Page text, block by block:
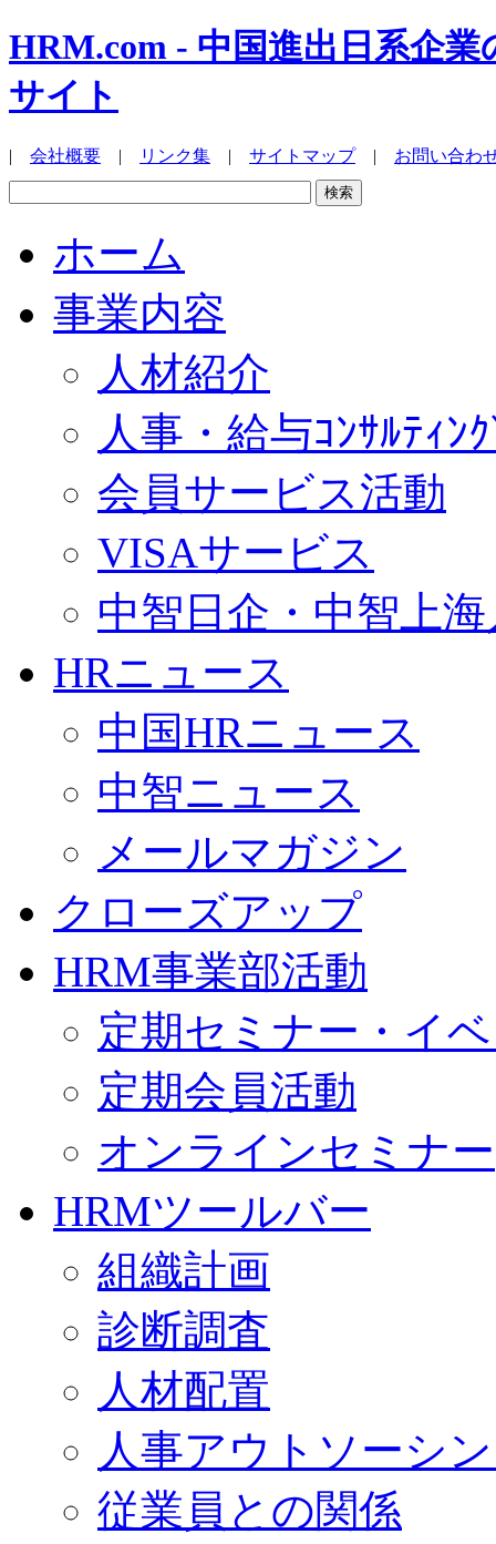
HRM.com - 中国進出日系企
サイト
| 会社概要 | リンク集 | サイトマップ| お問い合わ
ホーム
事業内容
人材紹介
人事・給与ｺﾝｻﾙﾃｨﾝ
会員サービス活動
VISAサービス
中智日企・中智上
HRニュース
中国HRニュース
中智ニュース
メールマガジン
クローズアップ
HRM事業部活動
定期セミナー・イ
定期会員活動
オンラインセミナー
HRMツールバー
組織計画
診断調査
人材配置
人事アウトソーシ
従業員との関係